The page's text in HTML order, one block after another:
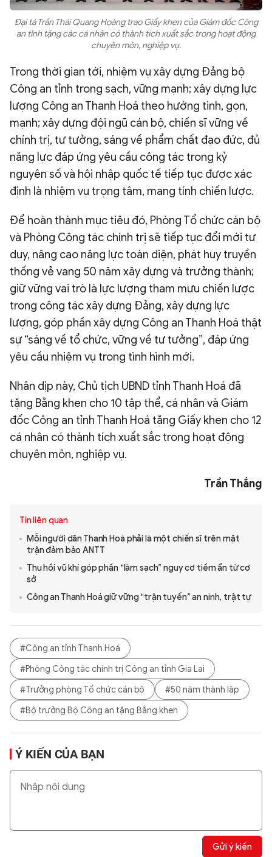
Đại tá Trần Thái Quang Hoàng trao Giấy khen của Giám đốc Công
an tỉnh tặng các cá nhân có thành tích xuất sắc trong hoạt động
chuyên môn, nghiệp vụ.
Trong thời gian tới, nhiệm vụ xây dựng Đảng bộ
Công an tỉnh trong sạch, vững mạnh; xây dựng lực
lượng Công an Thanh Hoá theo hướng tinh, gọn,
mạnh; xây dựng đội ngũ cán bộ, chiến sĩ vững về
chính trị, tư tưởng, sáng về phẩm chất đạo đức, đủ
năng lực đáp ứng yêu cầu công tác trong kỷ
nguyên số và hội nhập quốc tế tiếp tục được xác
định là nhiệm vụ trọng tâm, mang tính chiến lược.
Để hoàn thành mục tiêu đó, Phòng Tổ chức cán bộ
và Phòng Công tác chính trị sẽ tiếp tục đổi mới tư
duy, nâng cao năng lực toàn diện, phát huy truyền
thống vẻ vang 50 năm xây dựng và trưởng thành;
giữ vững vai trò là lực lượng tham mưu chiến lược
trong công tác xây dựng Đảng, xây dựng lực
lượng, góp phần xây dựng Công an Thanh Hoá thật
sự “sáng về tổ chức, vững về tư tưởng”, đáp ứng
yêu cầu nhiệm vụ trong tình hình mới.
Nhân dịp này, Chủ tịch UBND tỉnh Thanh Hoá đã
tặng Bằng khen cho 10 tập thể, cá nhân và Giám
đốc Công an tỉnh Thanh Hoá tặng Giấy khen cho 12
cá nhân có thành tích xuất sắc trong hoạt động
chuyên môn, nghiệp vụ.
Trần Thắng
Tin liên quan
Mỗi người dân Thanh Hoá phải là một chiến sĩ trên mặt
trận đảm bảo ANTT
Thu hồi vũ khí góp phần “làm sạch” nguy cơ tiềm ẩn từ cơ
sở
Công an Thanh Hoá giữ vững “trận tuyến” an ninh, trật tự
#Công an tỉnh Thanh Hoá
#Phòng Công tác chính trị Công an tỉnh Gia Lai
#Trưởng phòng Tổ chức cán bộ
#50 năm thành lập
#Bộ trưởng Bộ Công an tặng Bằng khen
Ý KIẾN CỦA BẠN
Gửi ý kiến